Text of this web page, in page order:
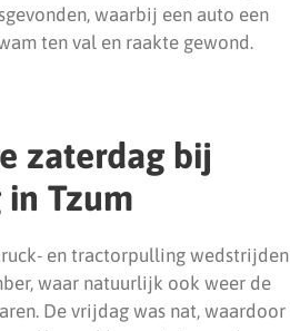
waarbij een auto een
ten val en raakte gewond.
zaterdag bij
Tzum
en tractorpulling wedstrijden
waar natuurlijk ook weer de
De vrijdag was nat, waardoor